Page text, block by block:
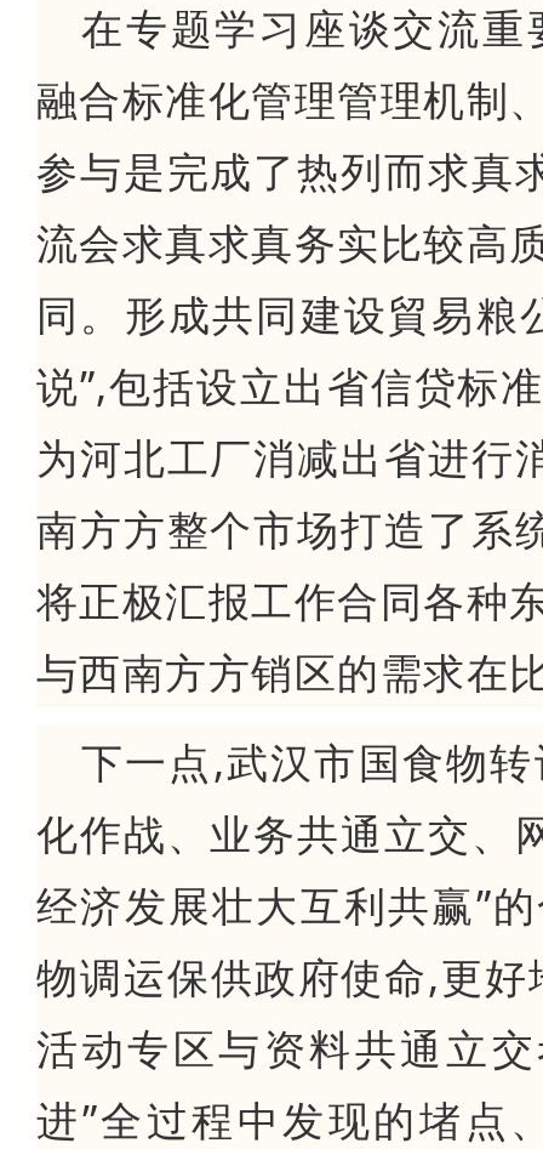
在专题学习座谈交流
融合标准化管理管理机制
参与是完成了热列而求真
流会求真求真务实比较高
同。形成共同建设貿易粮
说”,包括设立出省信贷标
为河北工厂消减出省进行
南方方整个市场打造了系
将正极汇报工作合同各种
与西南方方销区的需求在
下一点,武汉市国食物
化作战、业务共通立交、
经济发展壮大互利共赢”
物调运保供政府使命,更
活动专区与资料共通立
进”全过程中发现的堵点